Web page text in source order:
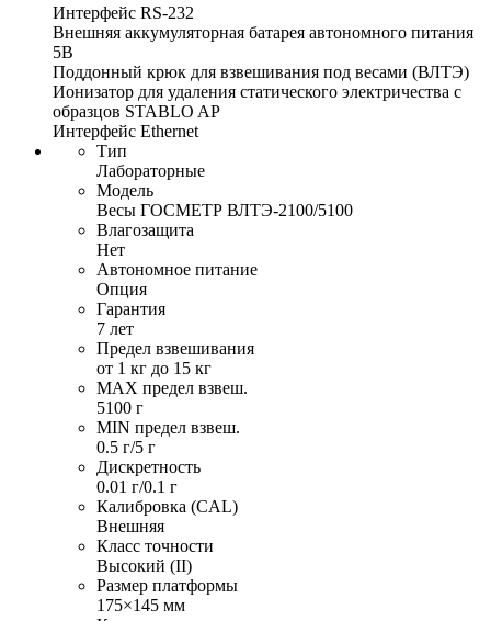
Интерфейс RS-232
Внешняя аккумуляторная батарея автономного питания
5В
Поддонный крюк для взвешивания под весами (ВЛТЭ)
Ионизатор для удаления статического электричества с
образцов STABLO AP
Интерфейс Ethernet
Тип
Лабораторные
Модель
Весы ГОСМЕТР ВЛТЭ-2100/5100
Влагозащита
Нет
Автономное питание
Опция
Гарантия
7 лет
Предел взвешивания
от 1 кг до 15 кг
MAX предел взвеш.
5100 г
MIN предел взвеш.
0.5 г/5 г
Дискретность
0.01 г/0.1 г
Калибровка (CAL)
Внешняя
Класс точности
Высокий (II)
Размер платформы
175×145 мм